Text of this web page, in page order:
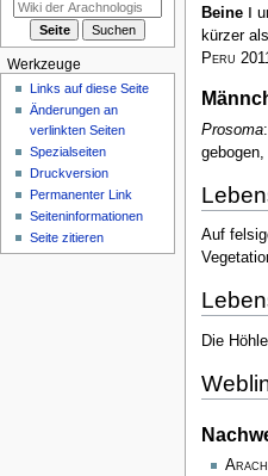
BeineⅠ
kürzer
Peru
Prosoma
Auf
Die
Werkzeuge
Links auf diese Seite
Änderungen an
verlinkten Seiten
Spezialseiten
Druckversion
Permanenter Link
Seiten­­informationen
Seite zitieren